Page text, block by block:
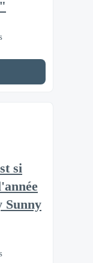
si
Sunny